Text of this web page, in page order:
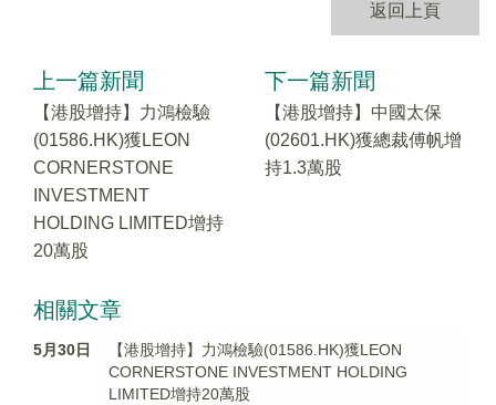
返回上頁
上一篇新聞
【港股增持】力鴻檢驗
(01586.HK)獲LEON
CORNERSTONE
INVESTMENT
HOLDING LIMITED增持
20萬股
下一篇新聞
【港股增持】中國太保
(02601.HK)獲總裁傅帆增
持1.3萬股
相關文章
5月30日
【港股增持】力鴻檢驗(01586.HK)獲LEON
CORNERSTONE INVESTMENT HOLDING
LIMITED增持20萬股